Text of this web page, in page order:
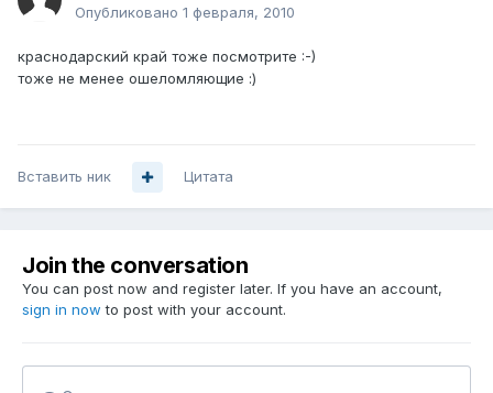
Опубликовано 1 февраля, 2010
краснодарский край тоже посмотрите :-)
тоже не менее ошеломляющие :)
Вставить ник Цитата
Join the conversation
You can post now and register later. If you have an account,
sign in now to post with your account.